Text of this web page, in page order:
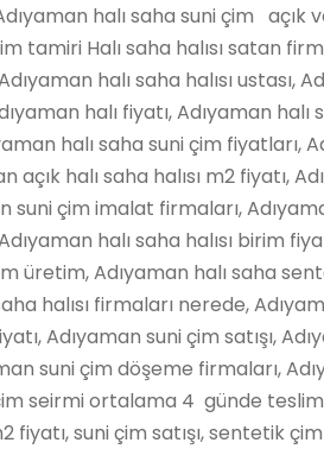
halı saha suni çim açık
tamiri Halı saha halısı satan
halı saha halısı ustası,
halı fiyatı, Adıyaman
halı saha suni çim fiyatları,
açık halı saha halısı m2 fiyatı,
suni çim imalat firmaları,
halı saha halısı birim
üretim, Adıyaman halı saha
halısı firmaları nerede,
Adıyaman suni çim satışı,
suni çim döşeme firmaları,
seirmi ortalama 4 günde
fiyatı, suni çim satışı, sentetik